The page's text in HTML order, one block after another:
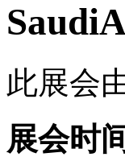
此展会
展会时